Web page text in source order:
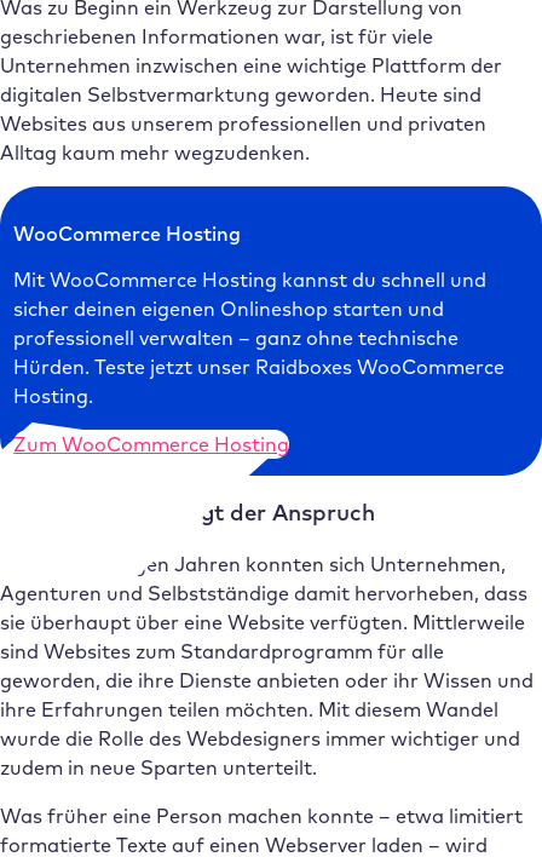
Was zu Beginn ein Werkzeug zur Darstellung von
geschriebenen Informationen war, ist für viele
Unternehmen inzwischen eine wichtige Plattform der
digitalen Selbstvermarktung geworden. Heute sind
Websites aus unserem professionellen und privaten
Alltag kaum mehr wegzudenken.
WooCommerce Hosting
Mit WooCommerce Hosting kannst du schnell und
sicher deinen eigenen Onlineshop starten und
professionell verwalten – ganz ohne technische
Hürden. Teste jetzt unser Raidboxes WooCommerce
Hosting.
Zum WooCommerce Hosting
Mit der Masse steigt der Anspruch
Noch vor wenigen Jahren konnten sich Unternehmen,
Agenturen und Selbstständige damit hervorheben, dass
sie überhaupt über eine Website verfügten. Mittlerweile
sind Websites zum Standardprogramm für alle
geworden, die ihre Dienste anbieten oder ihr Wissen und
ihre Erfahrungen teilen möchten. Mit diesem Wandel
wurde die Rolle des Webdesigners immer wichtiger und
zudem in neue Sparten unterteilt.
Was früher eine Person machen konnte – etwa limitiert
formatierte Texte auf einen Webserver laden – wird